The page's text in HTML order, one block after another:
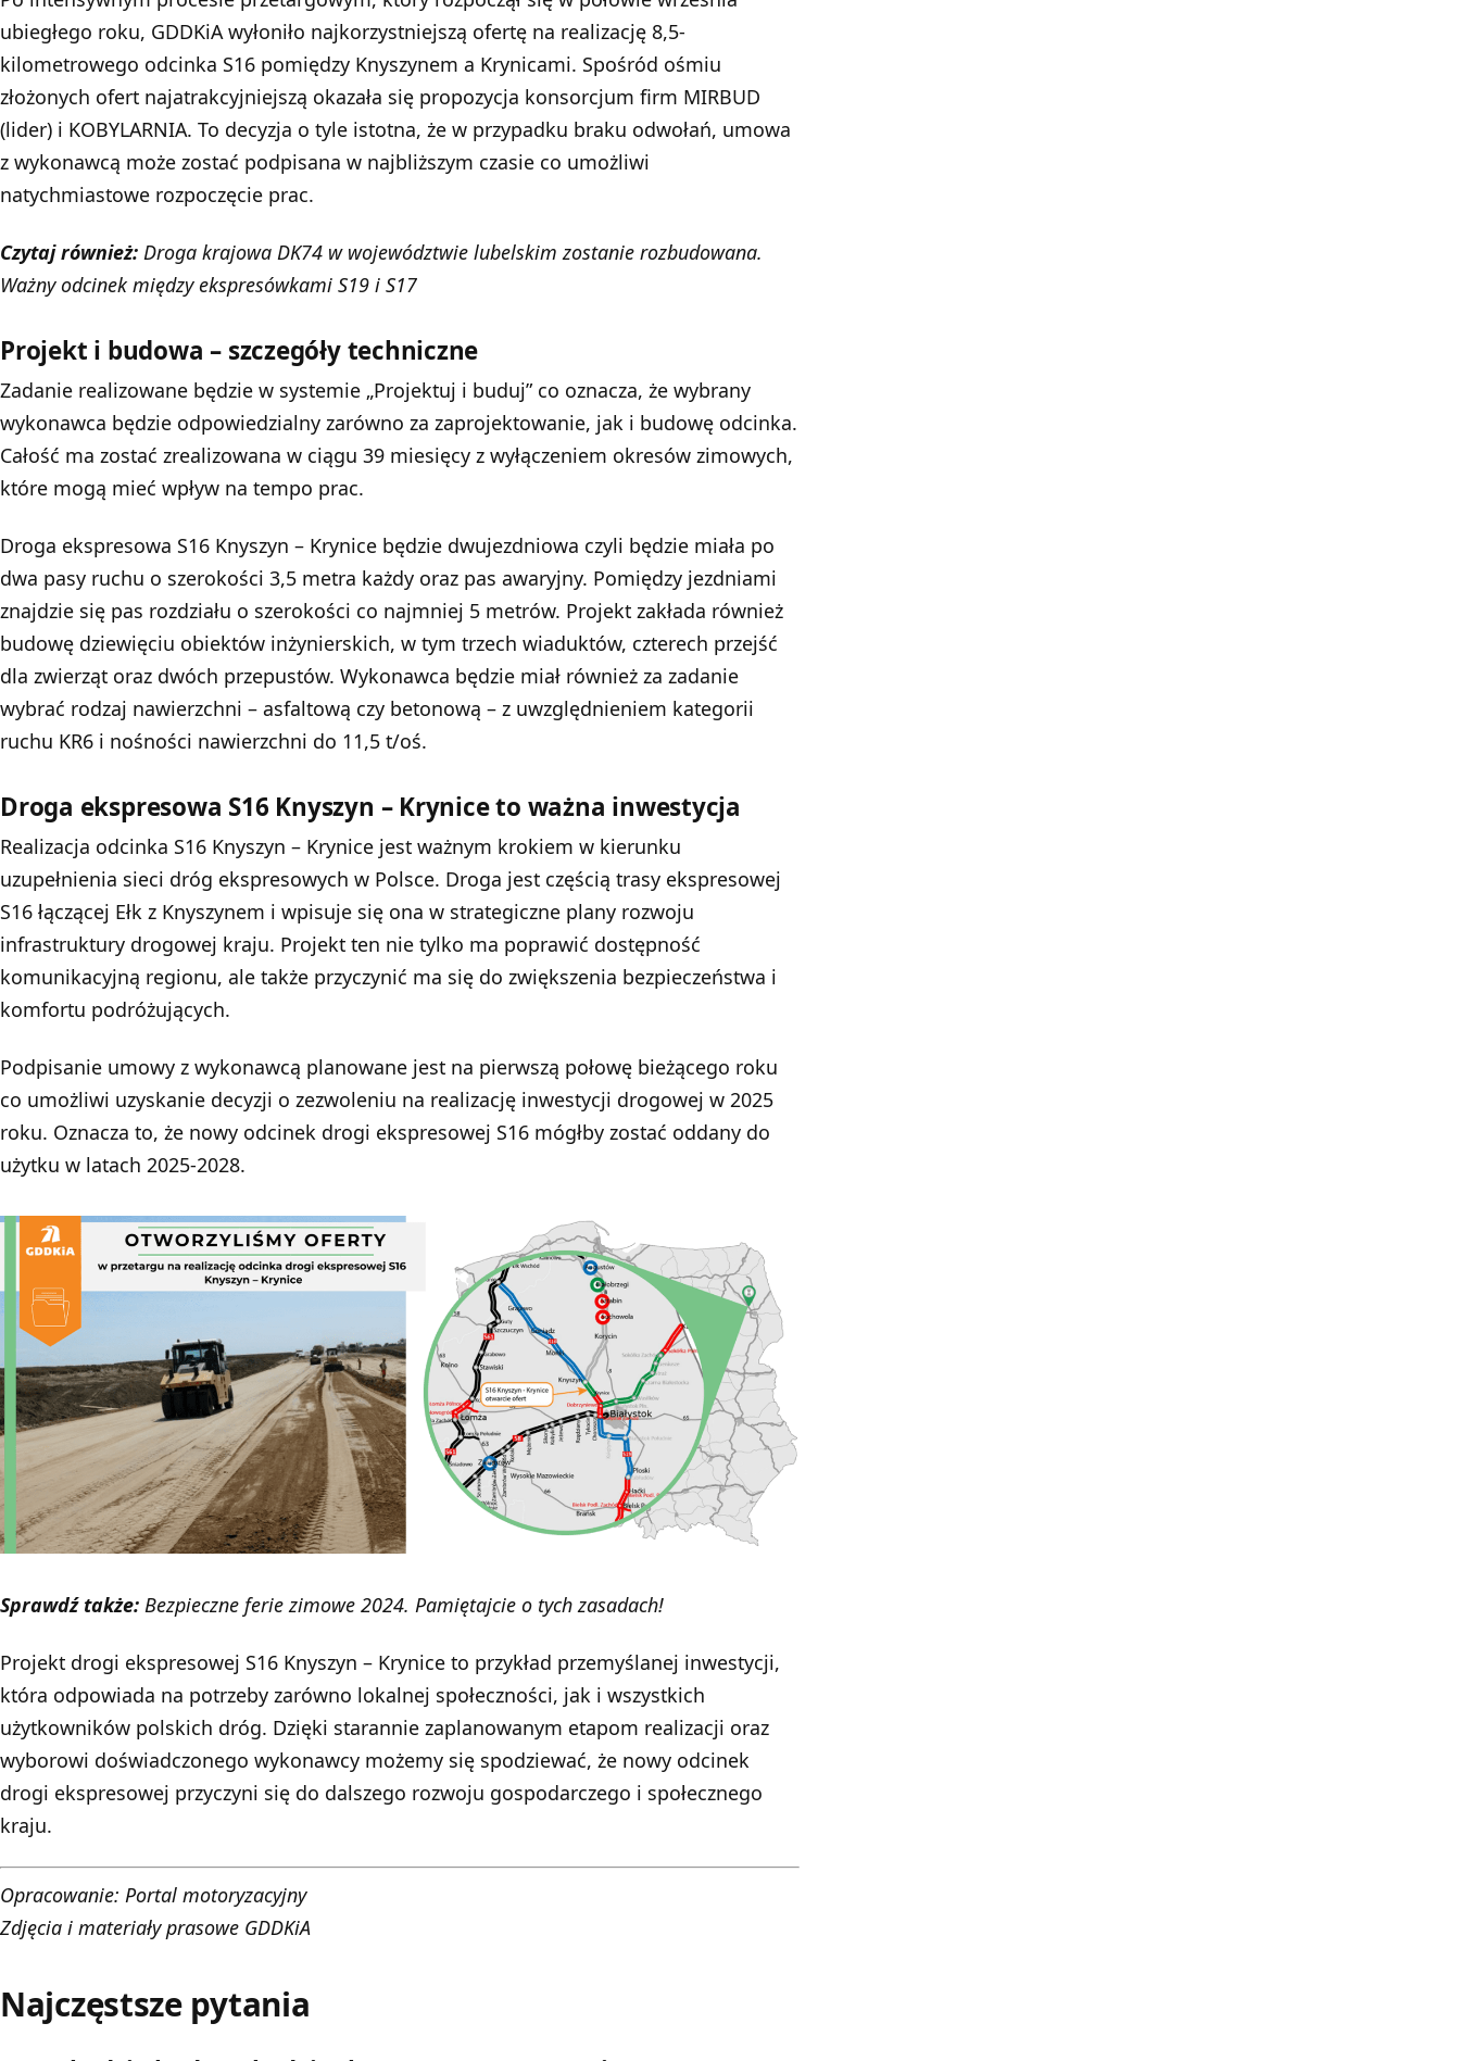
ubiegłego roku, GDDKiAwyłoniło najkorzystniejszą ofertę na realizację 8,5-
kilometrowego odcinka S16 pomiędzy Knyszynem a Krynicami. Spośród ośmiu
złożonych ofert najatrakcyjniejszą okazała się propozycja konsorcjum firm MIRBUD
(lider) i KOBYLARNIA. To decyzja o tyle istotna, że w przypadku braku odwołań, umowa
z wykonawcą może zostać podpisana w najbliższym czasie co umożliwi
natychmiastowe rozpoczęcie prac.
Czytaj również: Droga krajowa DK74 w województwie lubelskim zostanie rozbudowana.
Ważny odcinek między ekspresówkami S19 i S17
Projekt i budowa – szczegóły techniczne
Zadanie realizowane będzie w systemie „Projektuj i buduj” co oznacza, że wybrany
wykonawca będzie odpowiedzialny zarówno za zaprojektowanie, jak i budowę odcinka.
Całość ma zostać zrealizowana w ciągu 39 miesięcy z wyłączeniem okresów zimowych,
które mogą mieć wpływ na tempo prac.
Droga ekspresowa S16 Knyszyn – Krynice będzie dwujezdniowa czyli będzie miała po
dwa pasy ruchu o szerokości 3,5 metra każdy oraz pas awaryjny. Pomiędzy jezdniami
znajdzie się pas rozdziału o szerokości co najmniej 5 metrów. Projekt zakłada również
budowę dziewięciu obiektów inżynierskich, w tym trzech wiaduktów, czterech przejść
dla zwierząt oraz dwóch przepustów. Wykonawca będzie miał również za zadanie
wybrać rodzaj nawierzchni – asfaltową czy betonową – z uwzględnieniem kategorii
ruchu KR6 i nośności nawierzchni do 11,5 t/oś.
Droga ekspresowa S16 Knyszyn – Krynice to ważna inwestycja
Realizacja odcinka S16 Knyszyn – Krynice jest ważnym krokiem w kierunku
uzupełnienia sieci dróg ekspresowych w Polsce. Droga jest częścią trasy ekspresowej
S16 łączącej Ełk z Knyszynem i wpisuje się ona w strategiczne plany rozwoju
infrastruktury drogowej kraju. Projekt ten nie tylko ma poprawić dostępność
komunikacyjną regionu, ale także przyczynić ma się do zwiększenia bezpieczeństwa i
komfortu podróżujących.
Podpisanie umowy z wykonawcą planowane jest na pierwszą połowę bieżącego roku
co umożliwi uzyskanie decyzji o zezwoleniu na realizację inwestycji drogowej w 2025
roku. Oznacza to, że nowy odcinek drogi ekspresowej S16 mógłby zostać oddany do
użytku w latach 2025-2028.
Sprawdź także: Bezpieczne ferie zimowe 2024. Pamiętajcie o tych zasadach!
Projekt drogi ekspresowej S16 Knyszyn – Krynice to przykład przemyślanej inwestycji,
która odpowiada na potrzeby zarówno lokalnej społeczności, jak i wszystkich
użytkowników polskich dróg. Dzięki starannie zaplanowanym etapom realizacji oraz
wyborowi doświadczonego wykonawcy możemy się spodziewać, że nowy odcinek
drogi ekspresowej przyczyni się do dalszego rozwoju gospodarczego i społecznego
kraju.
Opracowanie: Portal motoryzacyjny
Zdjęcia i materiały prasowe GDDKiA
Najczęstsze pytania